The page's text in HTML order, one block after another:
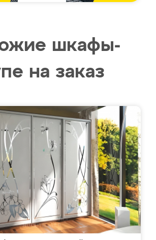
шкафы-
на заказ